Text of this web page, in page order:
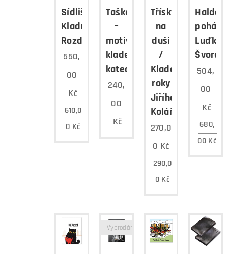
Sídliště
Kladno-
Rozdělov
550,
00
Kč
610,0
0 Kč
Taška
–
motiv
kladenské
katedrály
240,
00
Kč
Třísky
na
duši
/
Kladenské
roky
Jiřího
Koláře
270,0
0 Kč
290,0
0 Kč
Halda
Luďka
Švorce
504,
00
Kč
680,
00Kč
Vyprodáno